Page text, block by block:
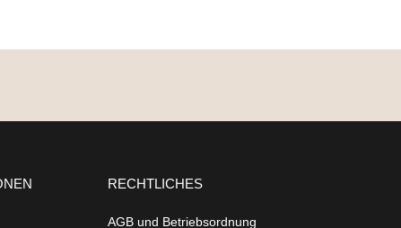
RECHTLICHES
AGB und Betriebsordnung